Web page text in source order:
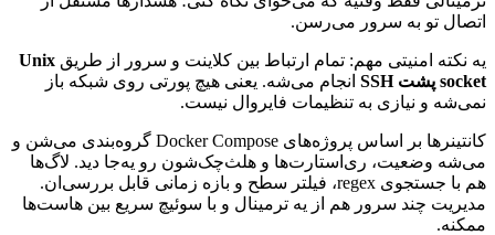
اتصال تو به سرور می‌رسن.
یه نکته امنیتی مهم: تمام ارتباط بین کلاینت و سرور از طریق Unix
socket پشت SSH انجام می‌شه. یعنی هیچ پورتی روی شبکه باز
نمی‌شه و نیازی به تنظیمات فایروال نیست.
کانتینرها بر اساس پروژه‌های Docker Compose گروه‌بندی می‌شن و
می‌شه وضعیت، ری‌استارت‌ها و هلث‌چک‌شون رو یه‌جا دید. لاگ‌ها
هم با جستجوی regex، فیلتر سطح و بازه زمانی قابل بررسی‌ان.
مدیریت چند سرور هم از یه ترمینال و با سوئیچ سریع بین هاست‌ها
ممکنه.